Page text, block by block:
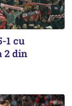
1 cu
2 din